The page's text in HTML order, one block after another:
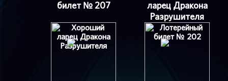
билет № 207
ларец Дракона
Разрушителя